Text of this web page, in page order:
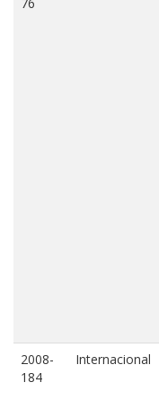
2008-
184
Internacional